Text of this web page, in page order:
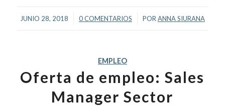
JUNIO 28, 2018
/ 0 COMENTARIOS
/ POR ANNA SIURANA
EMPLEO
Oferta de empleo: Sales
Manager Sector